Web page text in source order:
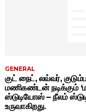
GENERAL
குட் நைட், லவ்வர்,
மணிகண்டன் நடிக்கும்
ஸ்டுடியோஸ் – நீலம்
உருவாகிறது.